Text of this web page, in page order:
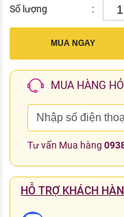
Số lượng :
MUA NGAY
MUA HÀNG
Tư vấn Mua hàng
HỖ TRỢ KHÁCH